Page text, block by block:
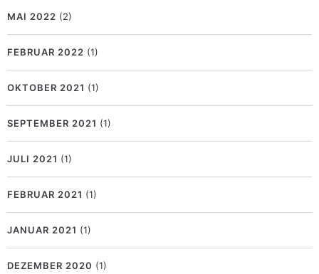
MAI 2022 (2)
FEBRUAR 2022 (1)
OKTOBER 2021 (1)
SEPTEMBER 2021 (1)
JULI 2021 (1)
FEBRUAR 2021 (1)
JANUAR 2021 (1)
DEZEMBER 2020 (1)